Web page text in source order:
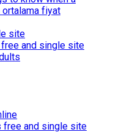
fiyat
site
and single site
free and single site